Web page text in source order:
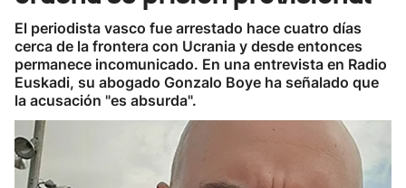
El periodista vasco fue arrestado hace cuatro días
cerca de la frontera con Ucrania y desde entonces
permanece incomunicado. En una entrevista en Radio
Euskadi, su abogado Gonzalo Boye ha señalado que
la acusación "es absurda".